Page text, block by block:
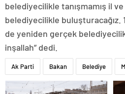
belediyecilikle tanışmamış il
belediyecilikle buluşturacağız.
de yeniden gerçek
inşallah” dedi.
Ak Parti Bakan Belediye